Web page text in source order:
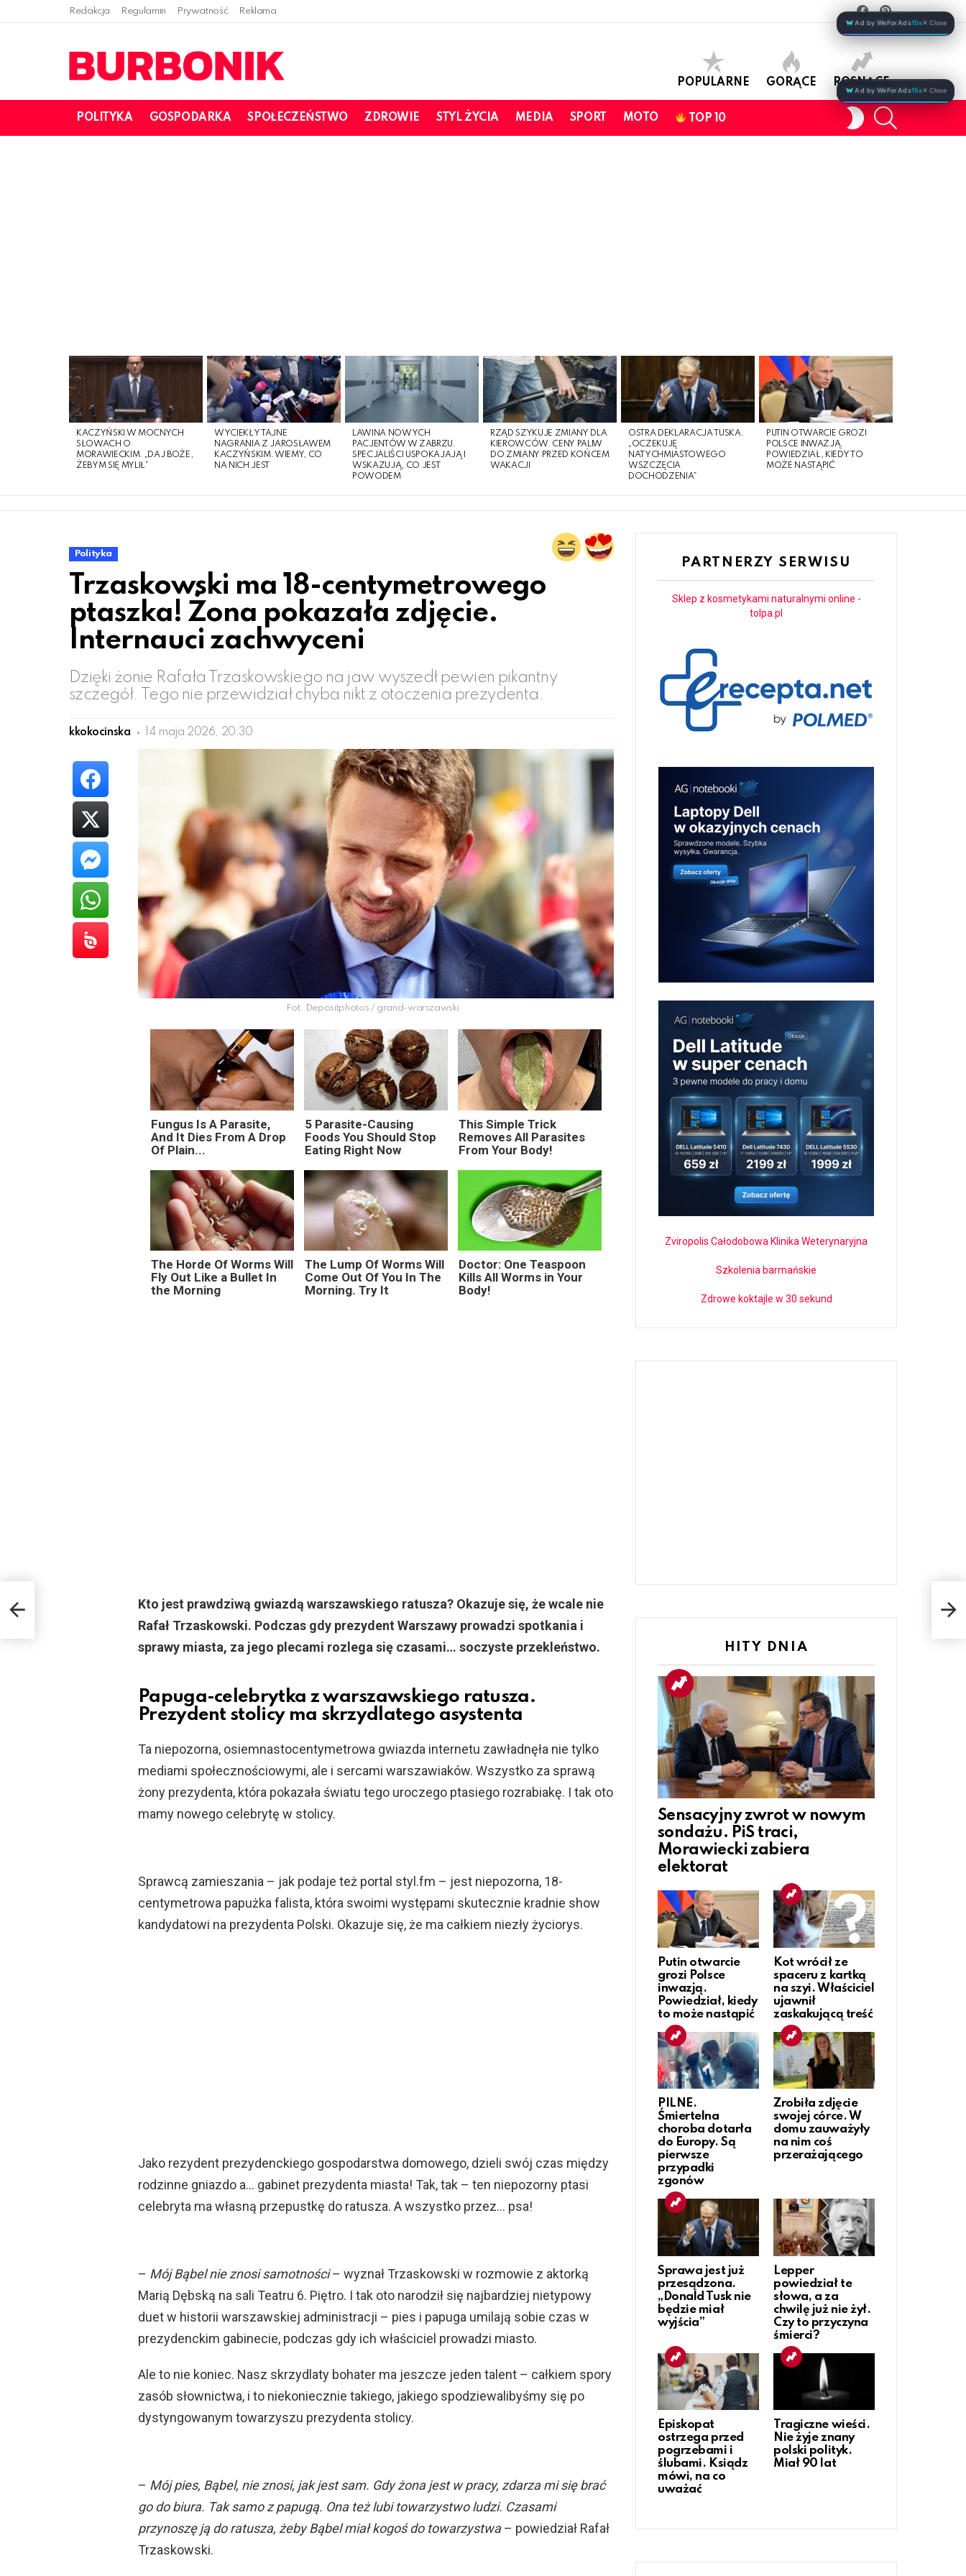
Redakcja Regulamin Prywatność Reklama
facebook
POPULARNE GORĄCE ROSNĄCE
POLITYKA GOSPODARKA SPOŁECZEŃSTWO ZDROWIE STYL ŻYCIA MEDIA SPORT MOTO TOP 10
SWITCH
SKIN
LATEST
KACZYŃSKI W MOCNYCH
SŁOWACH O
MORAWIECKIM. „DAJ BOŻE,
ŻEBYM SIĘ MYLIŁ”
WYCIEKŁY TAJNE
NAGRANIA Z JAROSŁAWEM
KACZYŃSKIM. WIEMY, CO
NA NICH JEST
LAWINA NOWYCH
PACJENTÓW W ZABRZU.
SPECJALIŚCI USPOKAJAJĄ I
WSKAZUJĄ, CO JEST
POWODEM
RZĄD SZYKUJE ZMIANY DLA
KIEROWCÓW. CENY PALIW
DO ZMIANY PRZED KOŃCEM
WAKACJI
OSTRA DEKLARACJA TUSKA.
„OCZEKUJĘ
NATYCHMIASTOWEGO
WSZCZĘCIA
DOCHODZENIA”
PUTIN OTWARCIE GROZI
POLSCE INWAZJĄ.
POWIEDZIAŁ, KIEDY TO
MOŻE NASTĄPIĆ
Polityka
Trzaskowski ma 18-centymetrowego
ptaszka! Żona pokazała zdjęcie.
Internauci zachwyceni
Dzięki żonie Rafała Trzaskowskiego na jaw wyszedł pewien pikantny
szczegół. Tego nie przewidział chyba nikt z otoczenia prezydenta.
kkokocinska 14 maja 2026, 20:30
Fot. Depositphotos / grand-warszawski
Fungus Is A Parasite,
And It Dies From A Drop
Of Plain...
5 Parasite-Causing
Foods You Should Stop
Eating Right Now
This Simple Trick
Removes All Parasites
From Your Body!
The Horde Of Worms Will
Fly Out Like a Bullet In
the Morning
The Lump Of Worms Will
Come Out Of You In The
Morning. Try It
Doctor: One Teaspoon
Kills All Worms in Your
Body!
Kto jest prawdziwą gwiazdą warszawskiego ratusza? Okazuje się, że wcale nie
Rafał Trzaskowski. Podczas gdy prezydent Warszawy prowadzi spotkania i
sprawy miasta, za jego plecami rozlega się czasami… soczyste przekleństwo.
Papuga-celebrytka z warszawskiego ratusza.
Prezydent stolicy ma skrzydlatego asystenta
Ta niepozorna, osiemnastocentymetrowa gwiazda internetu zawładnęła nie tylko
mediami społecznościowymi, ale i sercami warszawiaków. Wszystko za sprawą
żony prezydenta, która pokazała światu tego uroczego ptasiego rozrabiakę. I tak oto
mamy nowego celebrytę w stolicy.
Sprawcą zamieszania – jak podaje też portal styl.fm – jest niepozorna, 18-
centymetrowa papużka falista, która swoimi występami skutecznie kradnie show
kandydatowi na prezydenta Polski. Okazuje się, że ma całkiem niezły życiorys.
Jako rezydent prezydenckiego gospodarstwa domowego, dzieli swój czas między
rodzinne gniazdo a… gabinet prezydenta miasta! Tak, tak – ten niepozorny ptasi
celebryta ma własną przepustkę do ratusza. A wszystko przez… psa!
– Mój Bąbel nie znosi samotności– wyznał Trzaskowski w rozmowie z aktorką
Marią Dębską na sali Teatru 6. Piętro. I tak oto narodził się najbardziej nietypowy
duet w historii warszawskiej administracji – pies i papuga umilają sobie czas w
prezydenckim gabinecie, podczas gdy ich właściciel prowadzi miasto.
Ale to nie koniec. Nasz skrzydlaty bohater ma jeszcze jeden talent – całkiem spory
zasób słownictwa, i to niekoniecznie takiego, jakiego spodziewalibyśmy się po
dystyngowanym towarzyszu prezydenta stolicy.
– Mój pies, Bąbel, nie znosi, jak jest sam. Gdy żona jest w pracy, zdarza mi się brać
go do biura. Tak samo z papugą. Ona też lubi towarzystwo ludzi. Czasami
przynoszę ją do ratusza, żeby Bąbel miał kogoś do towarzystwa– powiedział Rafał
Trzaskowski.
PARTNERZY SERWISU
Sklep z kosmetykami naturalnymi online -
tolpa.pl
Zviropolis Całodobowa Klinika Weterynaryjna
Szkolenia barmańskie
Zdrowe koktajle w 30 sekund
HITY DNIA
Sensacyjny zwrot w nowym
sondażu. PiS traci,
Morawiecki zabiera
elektorat
Putin otwarcie
grozi Polsce
inwazją.
Powiedział, kiedy
to może nastąpić
Kot wrócił ze
spaceru z kartką
na szyi. Właściciel
ujawnił
zaskakującą treść
PILNE.
Śmiertelna
choroba dotarła
do Europy. Są
pierwsze
przypadki
zgonów
Zrobiła zdjęcie
swojej córce. W
domu zauważyły
na nim coś
przerażającego
Sprawa jest już
przesądzona.
„Donald Tusk nie
będzie miał
wyjścia”
Lepper
powiedział te
słowa, a za
chwilę już nie żył.
Czy to przyczyna
śmierci?
Episkopat
ostrzega przed
pogrzebami i
ślubami. Ksiądz
mówi, na co
uważać
Tragiczne wieści.
Nie żyje znany
polski polityk.
Miał 90 lat
Ad by WeForAds15s✕ Close
Ad by WeForAds15s✕ Close